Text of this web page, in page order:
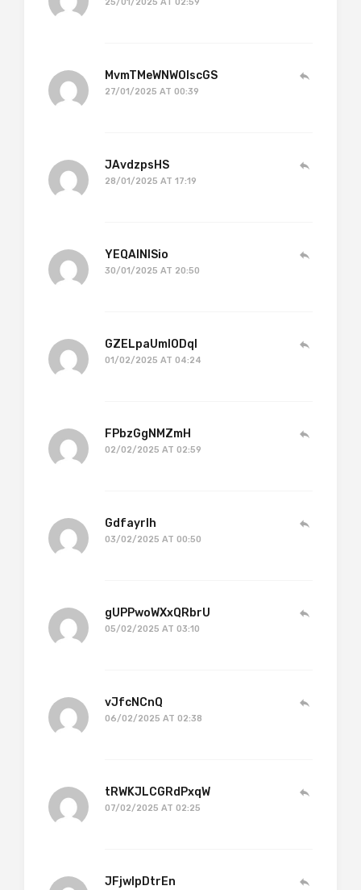
25/01/2025 AT 02:59
MvmTMeWNWOlscGS
27/01/2025 AT 00:39
JAvdzpsHS
28/01/2025 AT 17:19
YEQAlNISio
30/01/2025 AT 20:50
GZELpaUmIODql
01/02/2025 AT 04:24
FPbzGgNMZmH
02/02/2025 AT 02:59
GdfayrIh
03/02/2025 AT 00:50
gUPPwoWXxQRbrU
05/02/2025 AT 03:10
vJfcNCnQ
06/02/2025 AT 02:38
tRWKJLCGRdPxqW
07/02/2025 AT 02:25
JFjwlpDtrEn